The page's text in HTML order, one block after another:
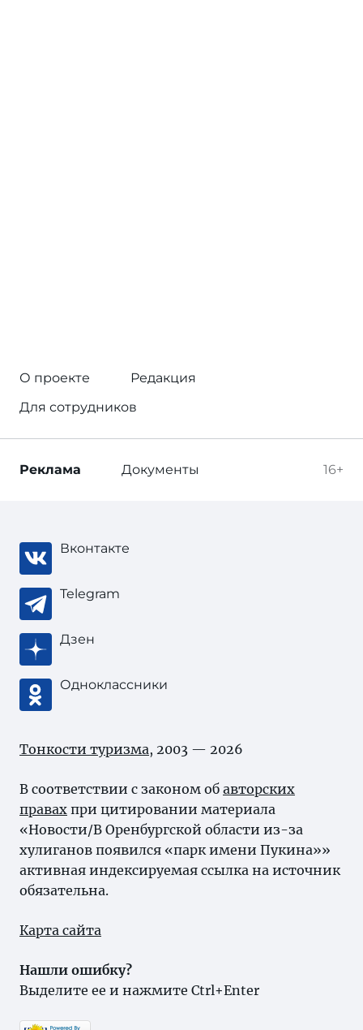
О проекте
Редакция
Для сотрудников
16+
Реклама Документы
Вконтакте
Telegram
Дзен
Одноклассники
Тонкости туризма, 2003 — 2026
В соответствии с законом об авторских
правах при цитировании материала
«Новости/В Оренбургской области из-за
хулиганов появился «парк имени Пукина»»
активная индексируемая ссылка на источник
обязательна.
Карта сайта
Нашли ошибку?
Выделите ее и нажмите Ctrl+Enter